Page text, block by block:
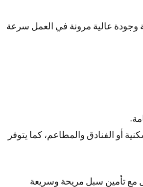
وجودة عالية مرونة في العمل سرعة
أو الفنادق والمطاعم، كما يتوفر
مع تأمين سبل مريحة وسريعة